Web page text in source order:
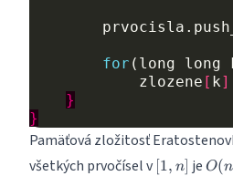
prvocisla .
for ( long long
zlozene [ k]
}
}
Pamäťová zložitosť
všetkých prvočísel v [1,n]
[1, n] je O(n